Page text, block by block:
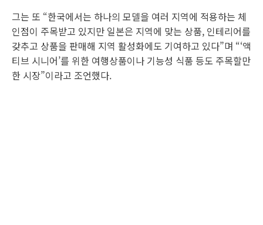
그는 또 “한국에서는 하나의 모델을 여러 지역에 적용하는 체
인점이 주목받고 있지만 일본은 지역에 맞는 상품, 인테리어를
갖추고 상품을 판매해 지역 활성화에도 기여하고 있다”며 “‘액
티브 시니어’를 위한 여행상품이나 기능성 식품 등도 주목할만
한 시장”이라고 조언했다.